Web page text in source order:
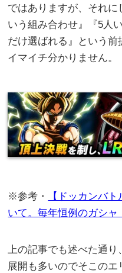
ではありますが、それに
いう組み合わせ』『5人
だけ選ばれる』という
イマイチ分かりません。
※参考・
【ドッカンバ
いて。毎年恒例のガシ
上の記事でも述べた通
展開も多いのでそこの